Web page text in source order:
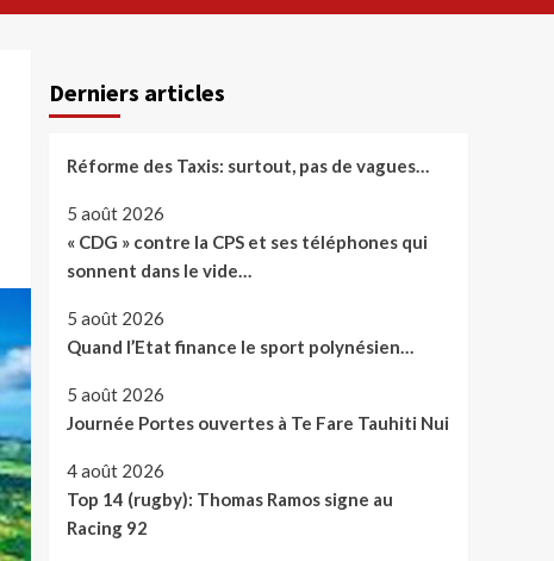
Derniers articles
Réforme des Taxis: surtout, pas de vagues…
5 août 2026
« CDG » contre la CPS et ses téléphones qui
sonnent dans le vide…
5 août 2026
Quand l’Etat finance le sport polynésien…
5 août 2026
Journée Portes ouvertes à Te Fare Tauhiti Nui
4 août 2026
Top 14 (rugby): Thomas Ramos signe au
Racing 92